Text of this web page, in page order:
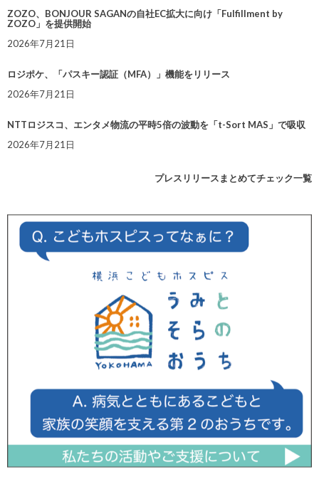
ZOZO、BONJOUR SAGANの自社EC拡大に向け「Fulfillment by
ZOZO」を提供開始
2026年7月21日
ロジポケ、「パスキー認証（MFA）」機能をリリース
2026年7月21日
NTTロジスコ、エンタメ物流の平時5倍の波動を「t-Sort MAS」で吸収
2026年7月21日
プレスリリースまとめてチェック一覧